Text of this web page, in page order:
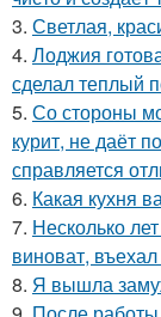
3. Светлая,
4. Лоджия
сделал теплый
5. Со стороны
курит, не даёт
справляется
6. Какая кухня
7. Несколько
виноват,
8. Я вышла